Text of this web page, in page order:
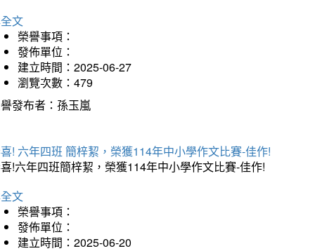
文
榮譽事項：
發佈單位：
建立時間：2025-06-27
瀏覽次數：479
發布者：孫玉嵐
! 六年四班 簡梓絜，榮獲114年中小學作文比賽-佳作!
!六年四班簡梓絜，榮獲114年中小學作文比賽-佳作!
文
榮譽事項：
發佈單位：
建立時間：2025-06-20